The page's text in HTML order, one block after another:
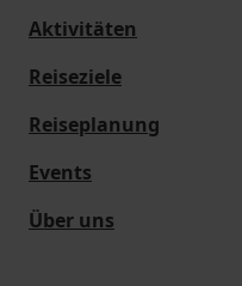
Aktivitäten
Reiseziele
Reiseplanung
Events
Über uns